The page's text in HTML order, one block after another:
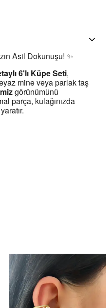
Asil Dokunuşu! ✨
6'lı Küpe Seti,
mine veya parlak taş
görünümünü
parça, kulağınızda